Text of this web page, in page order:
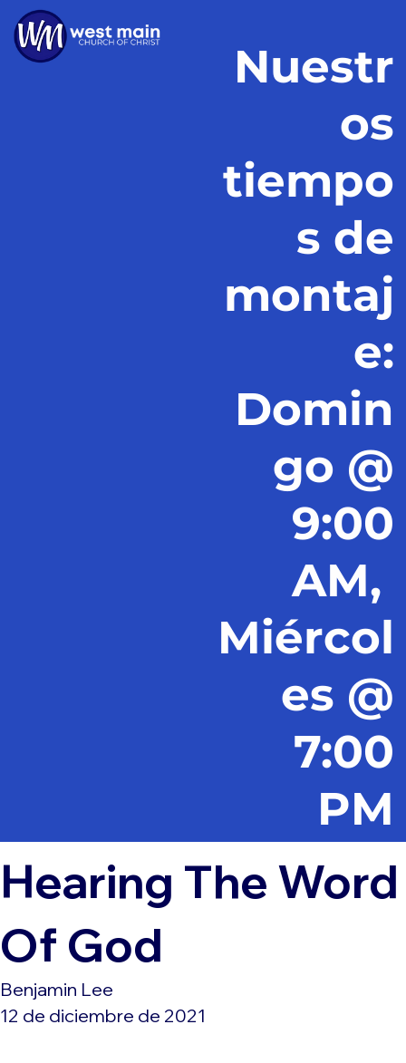
Nuestr
os
tiempo
s de
montaj
e:
Domin
go @
9:00
AM,
Miércol
es @
7:00
PM
Hearing The Word
Of God
Benjamin Lee
12 de diciembre de 2021